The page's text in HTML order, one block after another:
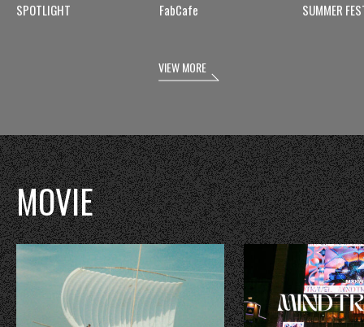
SPOTLIGHT FabCafe SUMMER
VIEW MORE
MOVIE